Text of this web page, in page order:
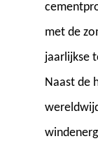
met de
jaarlijkse
Naast de